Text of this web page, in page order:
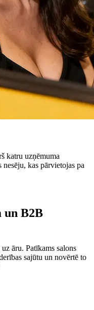
katru uzņēmuma
kas pārvietojas pa
B2B
āru. Patīkams salons
sajūtu un novērtē to